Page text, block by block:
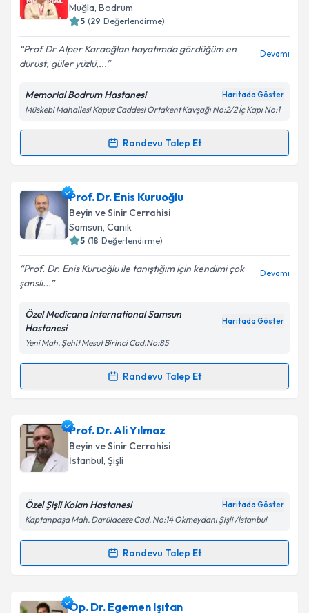
E-posta Adresiniz
Metni'ni okudum ve kişisel verilerimin belirtilen
kapsamda işlenmesini kabul ediyorum.
Takvim Talebini Gönder
Muğla, Bodrum
5 (29 Değerlendirme)
Prof Dr Alper Karaoğlan hayatımda gördüğüm en
dürüst, güler yüzlü,...
Devamı
Memorial Bodrum Hastanesi Haritada Göster
Müskebi Mahallesi Kapuz Caddesi Ortakent Kavşağı No:2/2 İç Kapı No:1
Randevu Talep Et
Randevu Takvimi Talebi
Prof. Dr. Alper Karaoğlaniçin randevu takvimi
talebi oluşturun. Size bu uzmandan randevu almanız
için bir takvim hazırlandığında e-posta ile
bilgilendireceğiz.
E-posta Adresiniz
Kişisel verilerimin işlenmesine ilişkin
Metni'ni okudum ve kişisel verilerimin belirtilen
kapsamda işlenmesini kabul ediyorum.
Prof. Dr. Enis Kuruoğlu
Beyin ve Sinir Cerrahisi
Samsun, Canik
5 (18 Değerlendirme)
Prof. Dr. Enis Kuruoğlu ile tanıştığım için kendimi çok
şanslı...
Devamı
Özel Medicana International Samsun
Hastanesi
Haritada Göster
Yeni Mah. Şehit Mesut Birinci Cad.No:85
Randevu Talep Et
Randevu Takvimi Talebi
Prof. Dr. Enis Kuruoğluiçin randevu takvimi talebi
oluşturun. Size bu uzmandan randevu almanız için bir
takvim hazırlandığında e-posta ile bilgilendireceğiz.
Kişisel verilerimin işlenmesine ilişkin
Metni'ni okudum ve kişisel verilerimin belirtilen
Prof. Dr. Ali Yılmaz
Beyin ve Sinir Cerrahisi
İstanbul, Şişli
Özel Şişli Kolan Hastanesi Haritada Göster
Kaptanpaşa Mah. Darülaceze Cad. No:14 Okmeydanı Şişli /İstanbul
Randevu Talep Et
Randevu Takvimi Talebi
Prof. Dr. Ali Yılmaziçin randevu takvimi talebi
Op. Dr. Egemen Işıtan